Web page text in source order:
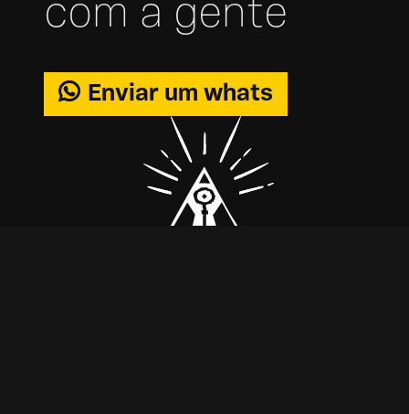
com a gente
Enviar um whats